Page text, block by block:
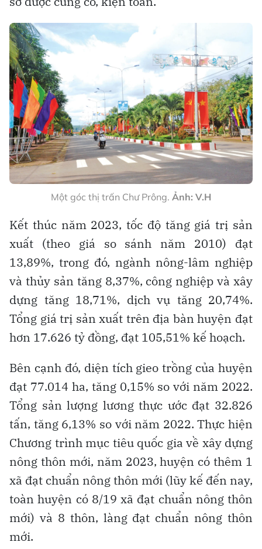
Một góc thị trấn Chư Prông. Ảnh: V.H
Kết thúc năm 2023, tốc độ tăng giá trị sản
xuất (theo giá so sánh năm 2010) đạt
13,89%, trong đó, ngành nông-lâm nghiệp
và thủy sản tăng 8,37%, công nghiệp và xây
dựng tăng 18,71%, dịch vụ tăng 20,74%.
Tổng giá trị sản xuất trên địa bàn huyện đạt
hơn 17.626 tỷ đồng, đạt 105,51% kế hoạch.
Bên cạnh đó, diện tích gieo trồng của huyện
đạt 77.014 ha, tăng 0,15% so với năm 2022.
Tổng sản lượng lương thực ước đạt 32.826
tấn, tăng 6,13% so với năm 2022. Thực hiện
Chương trình mục tiêu quốc gia về xây dựng
nông thôn mới, năm 2023, huyện có thêm 1
xã đạt chuẩn nông thôn mới (lũy kế đến nay,
toàn huyện có 8/19 xã đạt chuẩn nông thôn
mới) và 8 thôn, làng đạt chuẩn nông thôn
mới.